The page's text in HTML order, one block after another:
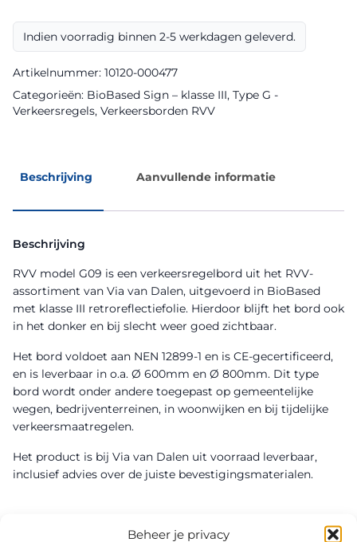
Beheer je privacy
Sign
aantal
Indien voorradig binnen 2-5 werkdagen geleverd.
Artikelnummer: 10120-000477
Categorieën: BioBased Sign – klasse III, Type G -
Verkeersregels, Verkeersborden RVV
Beschrijving Aanvullende informatie
Beschrijving
RVV model G09 is een verkeersregelbord uit het RVV-
assortiment van Via van Dalen, uitgevoerd in BioBased
met klasse III retroreflectiefolie. Hierdoor blijft het bord ook
in het donker en bij slecht weer goed zichtbaar.
Het bord voldoet aan NEN 12899-1 en is CE-gecertificeerd,
en is leverbaar in o.a. Ø 600mm en Ø 800mm. Dit type
bord wordt onder andere toegepast op gemeentelijke
wegen, bedrijventerreinen, in woonwijken en bij tijdelijke
verkeersmaatregelen.
Het product is bij Via van Dalen uit voorraad leverbaar,
inclusief advies over de juiste bevestigingsmaterialen.